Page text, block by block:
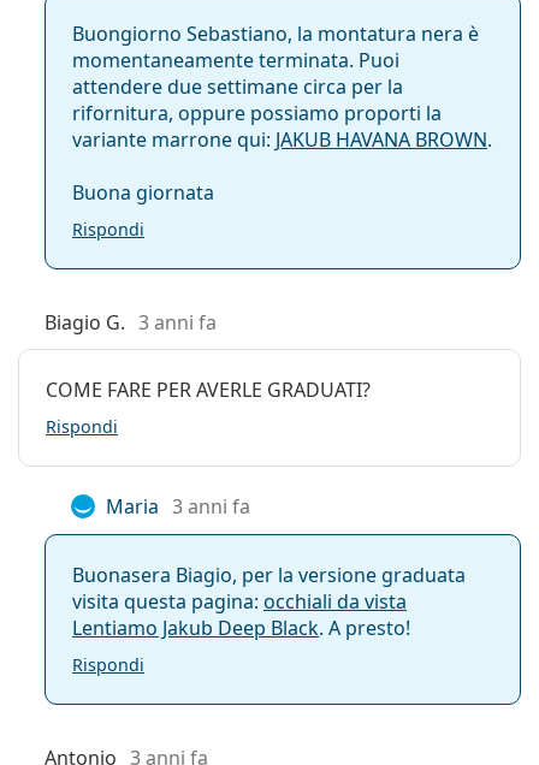
Buongiorno Sebastiano, la montatura nera è
momentaneamente terminata. Puoi
attendere due settimane circa per la
rifornitura, oppure possiamo proporti la
variante marrone qui: JAKUB HAVANA BROWN.
Buona giornata
Rispondi
Biagio G. 3 anni fa
COME FARE PER AVERLE GRADUATI?
Rispondi
Maria 3 anni fa
Buonasera Biagio, per la versione graduata
visita questa pagina: occhiali da vista
Lentiamo Jakub Deep Black. A presto!
Rispondi
Antonio 3 anni fa